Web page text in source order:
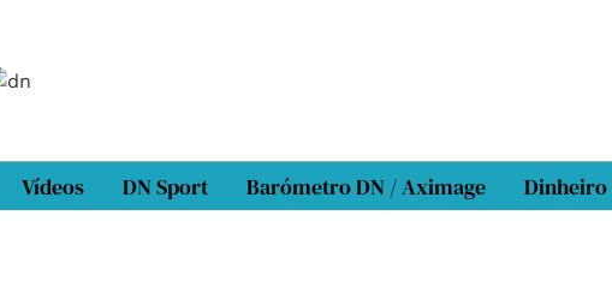
Vídeos DN Sport Barómetro DN / Aximage Dinheiro